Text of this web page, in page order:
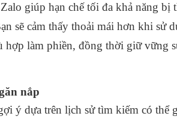
giúp hạn chế tối đa khả năng bị
sẽ cảm thấy thoải mái hơn khi sử
hợp làm phiền, đồng thời giữ vững
nắp
ý dựa trên lịch sử tìm kiếm có thể